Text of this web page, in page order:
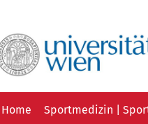
überspringen
Home Sportmedizin |